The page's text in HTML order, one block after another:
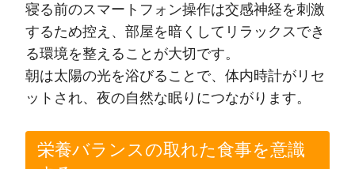
寝る前のスマートフォン操作は交感神経を刺激
するため控え、部屋を暗くしてリラックスでき
る環境を整えることが大切です。
朝は太陽の光を浴びることで、体内時計がリセ
ットされ、夜の自然な眠りにつながります。
栄養バランスの取れた食事を意識